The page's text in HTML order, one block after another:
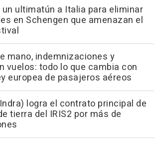
un ultimatún a Italia para eliminar
en Schengen que amenazan el
mano, indemnizaciones y
vuelos: todo lo que cambia con
europea de pasajeros aéreos
logra el contrato principal de
tierra del IRIS2 por más de